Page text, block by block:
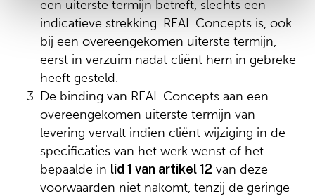
een uiterste termijn betreft, slechts een
indicatieve strekking. REAL Concepts is, ook
bij een overeengekomen uiterste termijn,
eerst in verzuim nadat cliënt hem in gebreke
heeft gesteld.
De binding van REAL Concepts aan een
overeengekomen uiterste termijn van
levering vervalt indien cliënt wijziging in de
specificaties van het werk wenst of het
bepaalde in lid 1 van artikel 12 van deze
voorwaarden niet nakomt, tenzij de geringe